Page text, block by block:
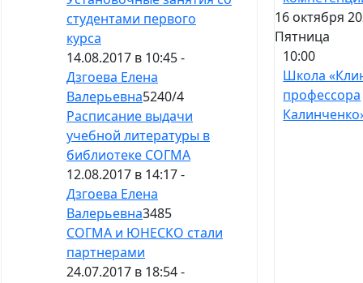
студентами первого
курса
14.08.2017 в 10:45 -
Дзгоева Елена
Валерьевна5240/4
Расписание выдачи
учебной литературы в
библиотеке СОГМА
12.08.2017 в 14:17 -
Дзгоева Елена
Валерьевна3485
СОГМА и ЮНЕСКО стали
партнерами
24.07.2017 в 18:54 -
16 октября
Пятница
10:00
Школа
профессора